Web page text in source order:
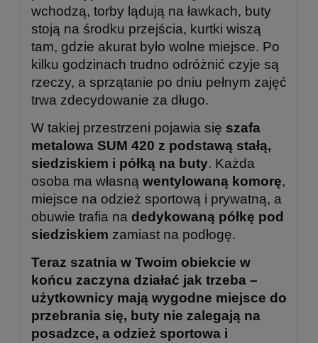
wchodzą, torby lądują na ławkach, buty
stoją na środku przejścia, kurtki wiszą
tam, gdzie akurat było wolne miejsce. Po
kilku godzinach trudno odróżnić czyje są
rzeczy, a sprzątanie po dniu pełnym zajęć
trwa zdecydowanie za długo.
W takiej przestrzeni pojawia się szafa
metalowa SUM 420 z podstawą stałą,
siedziskiem i półką na buty. Każda
osoba ma własną wentylowaną komorę,
miejsce na odzież sportową i prywatną, a
obuwie trafia na dedykowaną półkę pod
siedziskiem zamiast na podłogę.
Teraz szatnia w Twoim obiekcie w
końcu zaczyna działać jak trzeba –
użytkownicy mają wygodne miejsce do
przebrania się, buty nie zalegają na
posadzce, a odzież sportowa i